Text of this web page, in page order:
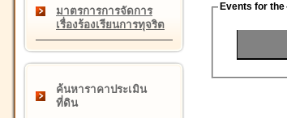
มาตรการการจัดการ
เรื่องร้องเรียนการทุจริต
ค้นหาราคาประเมิน
ที่ดิน
Events for the